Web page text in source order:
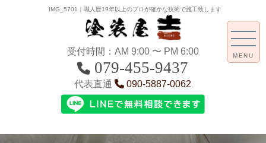
IMG_5701｜職人歴19年以上のプロが確かな技術で施工致します
受付時間：AM 9:00 〜 PM 6:00
079-455-9437
代表直通 090-5887-0062
MENU